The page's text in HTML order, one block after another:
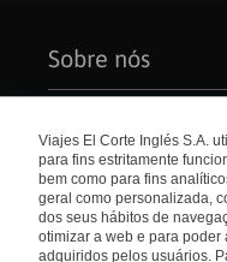
Sobre nós
Quem Somos
Seguros de Viagem
Carreiras
El Corte Inglés
Catálogos
Check-in Online
Condições Gerais
Política de privacidade
Política de Cookies
Empresas/ Grupos
Internacional
Portugal
Viajes El Corte Inglés S.A.
para fins estritamente
bem como para fins
geral como personalizada,
dos seus hábitos de
otimizar a web e para
adquiridos pelos usuários.